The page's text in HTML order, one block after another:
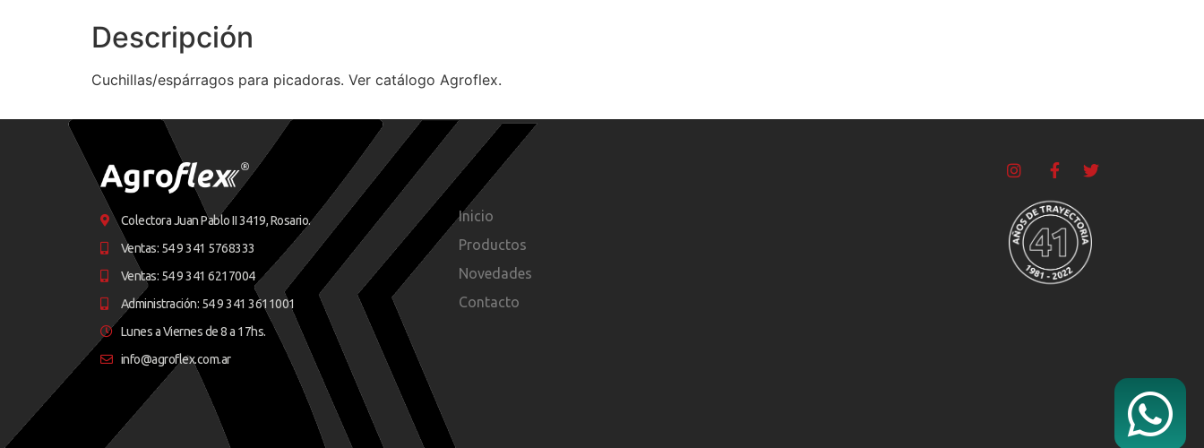
Descripción
Cuchillas/espárragos para picadoras. Ver catálogo Agroflex.
Colectora Juan Pablo II 3419, Rosario.
Ventas: 54 9 341 5768333
Ventas: 54 9 341 6217004
Administración: 54 9 341 3611001
Lunes a Viernes de 8 a 17hs.
info@agroflex.com.ar
Inicio
Productos
Novedades
Contacto